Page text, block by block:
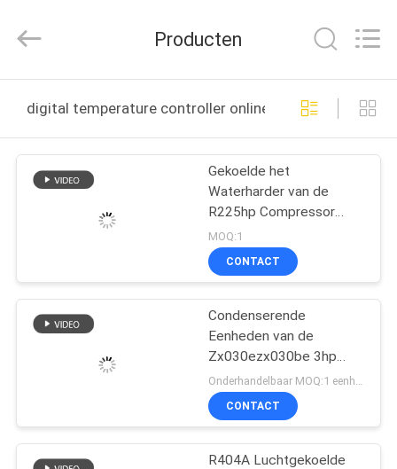
PRODUCTEN
ONGEVEER
ONS
FABRIEKSREIS
KWALITEITSCONTROLE
Ltd..
Reserved.
Producten
digital temperature controller online fabricage
Gekoelde het
Waterharder van de
R225hp Compressor
Lucht met 52L-Tank
MOQ:1
CONTACT
Condenserende
Eenheden van de
Zx030ezx030be 3hp
2250w de Commerciële
Koeling voor Kleine
Koude Zaal
CONTACT
R404A Luchtgekoelde